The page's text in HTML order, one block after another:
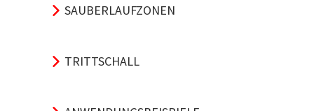
SAUBERLAUFZONEN
TRITTSCHALL